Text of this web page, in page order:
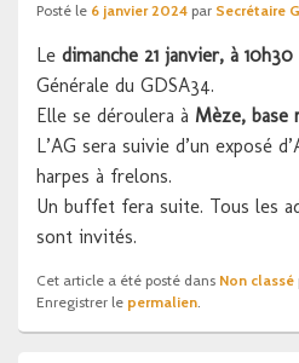
Posté le 6 janvier 2024 par Secrétaire
Le dimanche 21 janvier, à 10h30
Générale du GDSA34.
Elle se déroulera à Mèze, base
L’AG sera suivie d’un exposé
harpes à frelons.
Un buffet fera suite. Tous les
sont invités.
Cet article a été posté dans Non classé
Enregistrer le permalien.